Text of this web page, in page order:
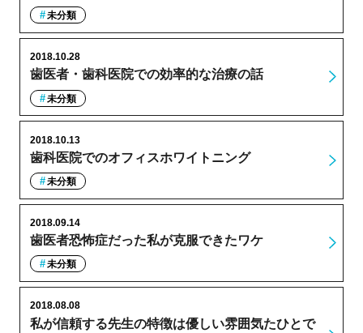
未分類
歯医者・歯科医院での効率的な治療の話
2018.10.28
未分類
歯科医院でのオフィスホワイトニング
2018.10.13
未分類
歯医者恐怖症だった私が克服できたワケ
2018.09.14
未分類
私が信頼する先生の特徴は優しい雰囲気たひとで
2018.08.08